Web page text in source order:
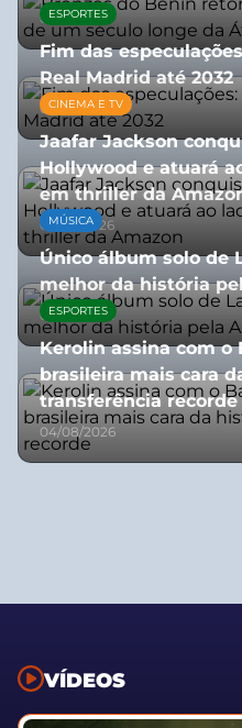
08/07/2026
ESPORTES
Fim das
Real Madrid até 2032
06/08/2026
CINEMA E TV
Jaafar Jackson
Hollywood e atuará
em thriller da
06/08/2026
MÚSICA
Único álbum solo de
melhor da história
06/08/2026
ESPORTES
Kerolin assina com o
brasileira mais cara
transferência recorde
04/08/2026
VÍDEOS